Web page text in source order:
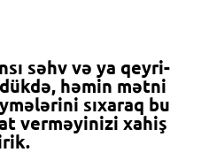
səhv və ya qeyri-
həmin mətni
sıxaraq bu
verməyinizi xahiş